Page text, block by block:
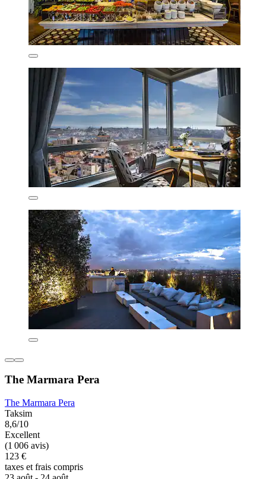
The Marmara Pera
The Marmara Pera
Taksim
8,6/10
Excellent
(1 006 avis)
123 €
taxes et frais compris